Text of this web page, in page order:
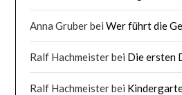
Anna GruberbeiWer führt die
Ralf Hachmeisterbei Die ersten
Ralf Hachmeisterbei